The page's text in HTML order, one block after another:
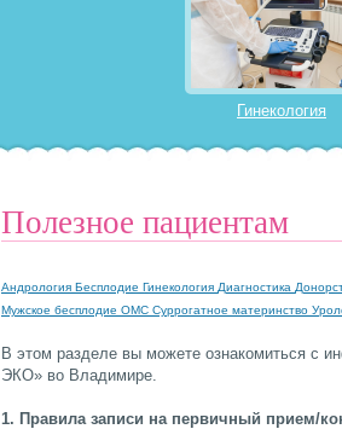
Гинекология
Полезное пациентам
Андрология Бесплодие Гинекология Диагностика
Мужское бесплодие ОМС Суррогатное материнство
В этом разделе вы можете ознакомиться с
ЭКО» во Владимире.
1. Правила записи на первичный прием/